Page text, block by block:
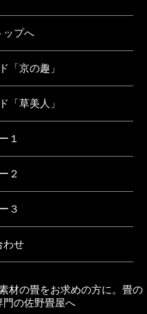
材の畳をお求めの方に。畳の
の佐野畳屋へ
ップへ
「京の趣」
「草美人」
１
２
３
わせ